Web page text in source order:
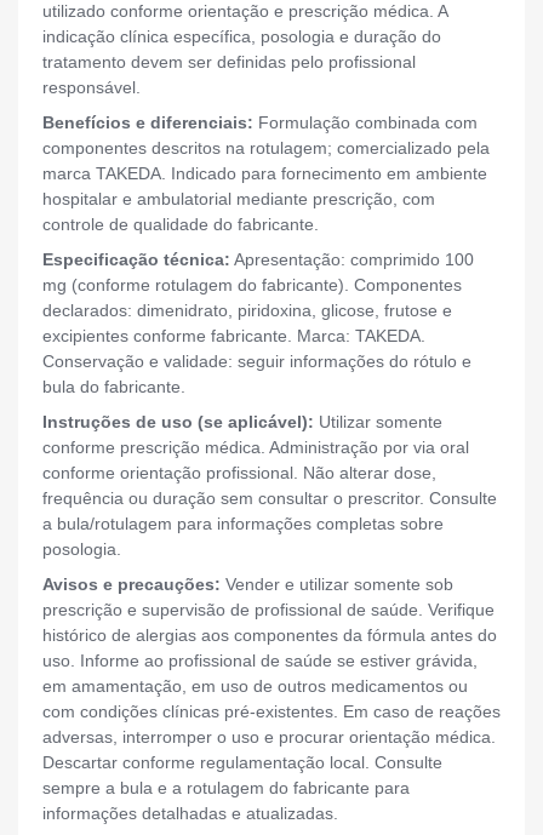
utilizado conforme orientação e prescrição médica. A
indicação clínica específica, posologia e duração do
tratamento devem ser definidas pelo profissional
responsável.
Benefícios e diferenciais: Formulação combinada com
componentes descritos na rotulagem; comercializado pela
marca TAKEDA. Indicado para fornecimento em ambiente
hospitalar e ambulatorial mediante prescrição, com
controle de qualidade do fabricante.
Especificação técnica: Apresentação: comprimido 100
mg (conforme rotulagem do fabricante). Componentes
declarados: dimenidrato, piridoxina, glicose, frutose e
excipientes conforme fabricante. Marca: TAKEDA.
Conservação e validade: seguir informações do rótulo e
bula do fabricante.
Instruções de uso (se aplicável): Utilizar somente
conforme prescrição médica. Administração por via oral
conforme orientação profissional. Não alterar dose,
frequência ou duração sem consultar o prescritor. Consulte
a bula/rotulagem para informações completas sobre
posologia.
Avisos e precauções: Vender e utilizar somente sob
prescrição e supervisão de profissional de saúde. Verifique
histórico de alergias aos componentes da fórmula antes do
uso. Informe ao profissional de saúde se estiver grávida,
em amamentação, em uso de outros medicamentos ou
com condições clínicas pré-existentes. Em caso de reações
adversas, interromper o uso e procurar orientação médica.
Descartar conforme regulamentação local. Consulte
sempre a bula e a rotulagem do fabricante para
informações detalhadas e atualizadas.